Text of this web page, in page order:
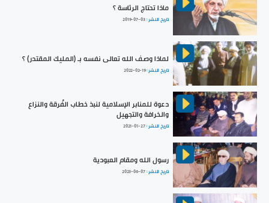
ماذا تحتاج الرئاسة ؟
تاريخ النشر :2019-07-03
لماذا وصف الله تعالى نفسه بـ (المليك المقتدر) ؟
تاريخ النشر :2022-02-19
دعوة للمنابر الإسلامية لنبذ خطاب الفُرقة والنزاع
والخرافة والتجهيل
تاريخ النشر :2021-01-27
رسول الله ومقام العبودية
تاريخ النشر :2023-06-07